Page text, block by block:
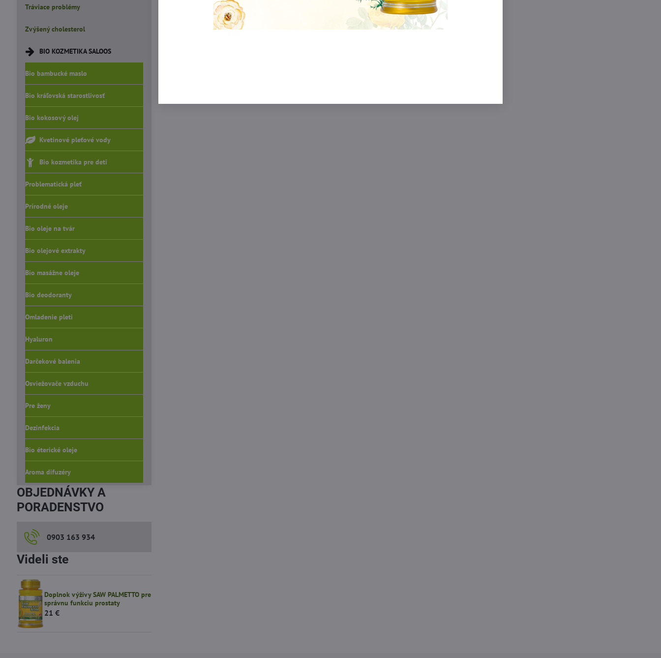
Tráviace problémy
Zvýšený cholesterol
BIO KOZMETIKA SALOOS
Bio bambucké maslo
Bio kráľovská starostlivosť
Bio kokosový olej
Kvetinové pleťové vody
Bio kozmetika pre deti
Problematická pleť
Prírodné oleje
Bio oleje na tvár
Bio olejové extrakty
Bio masážne oleje
Bio deodoranty
Omladenie pleti
Hyaluron
Darčekové balenia
Osviežovače vzduchu
Pre ženy
Dezinfekcia
Bio éterické oleje
Aroma difuzéry
OBJEDNÁVKY A
PORADENSTVO
0903 163 934
Videli ste
Doplnok výživy SAW PALMETTO pre
správnu funkciu prostaty
21 €